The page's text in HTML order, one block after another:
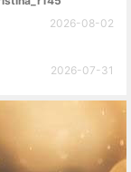
2026-08-02
2026-07-31